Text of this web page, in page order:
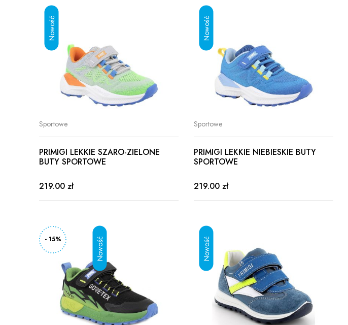
Sportowe
PRIMIGI LEKKIE SZARO-ZIELONE
BUTY SPORTOWE
219.00 zł
Sportowe
PRIMIGI LEKKIE NIEBIESKIE BUTY
SPORTOWE
219.00 zł
- 15%